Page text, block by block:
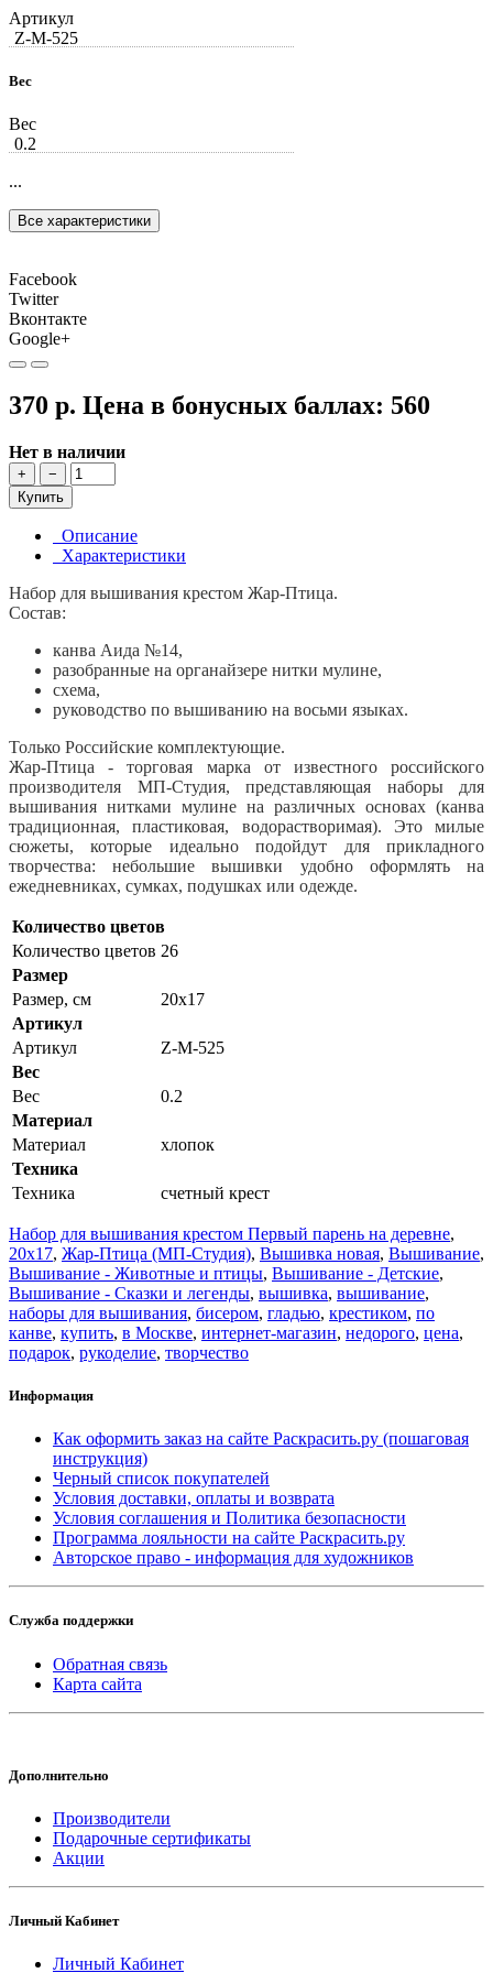
Артикул
Z-М-525
Вес
Вес
0.2
...
Все характеристики
Facebook
Twitter
Вконтакте
Google+
370 р. Цена в бонусных баллах: 560
Нет в наличии
+
−
Купить
Описание
Характеристики
Набор для вышивания крестом Жар-Птица.
Состав:
канва Аида №14,
разобранные на органайзере нитки мулине,
схема,
руководство по вышиванию на восьми языках.
Только Российские комплектующие.
Жар-Птица - торговая марка от известного российского
производителя МП-Студия, представляющая наборы для
вышивания нитками мулине на различных основах (канва
традиционная, пластиковая, водорастворимая). Это милые
сюжеты, которые идеально подойдут для прикладного
творчества: небольшие вышивки удобно оформлять на
ежедневниках, сумках, подушках или одежде.
Количество цветов
Количество цветов 26
Размер
Размер, см
20x17
Артикул
Артикул
Z-М-525
Вес
Вес
0.2
Материал
Материал
хлопок
Техника
Техника
счетный крест
Набор для вышивания крестом Первый парень на деревне,
20x17, Жар-Птица (МП-Студия), Вышивка новая, Вышивание,
Вышивание - Животные и птицы, Вышивание - Детские,
Вышивание - Сказки и легенды, вышивка, вышивание,
наборы для вышивания, бисером, гладью, крестиком, по
канве, купить, в Москве, интернет-магазин, недорого, цена,
подарок, рукоделие, творчество
Информация
Как оформить заказ на сайте Раскрасить.ру (пошаговая
инструкция)
Черный список покупателей
Условия доставки, оплаты и возврата
Условия соглашения и Политика безопасности
Программа лояльности на сайте Раскрасить.ру
Авторское право - информация для художников
Служба поддержки
Обратная связь
Карта сайта
Дополнительно
Производители
Подарочные сертификаты
Акции
Личный Кабинет
Личный Кабинет